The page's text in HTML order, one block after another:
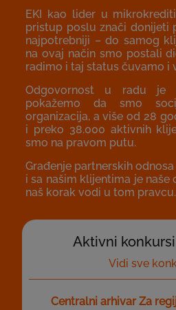
EKI kao lider u
pristup poslu znači donijeti
najpotrebniji – do samog
na ovaj način smo postali
radimo i taj status čuvamo i
Odgovornost u radu je
pokažemo da smo
organizacija, a više od 28
i preko 38.000 aktivnih
smo na pravom putu.
Građenje partnerskih
i sa našim klijentima je naše
naš korak vodi u tom pravcu.
Aktivni
Vidi sve
Centralni arhivar Za